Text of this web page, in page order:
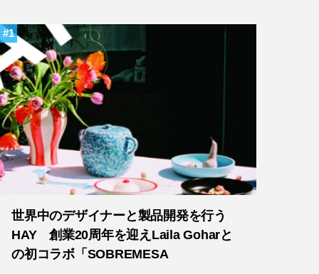
1
世界中のデザイナーと製品開発を行う
HAY 創業20周年を迎えLaila Goharと
の初コラボ「SOBREMESA